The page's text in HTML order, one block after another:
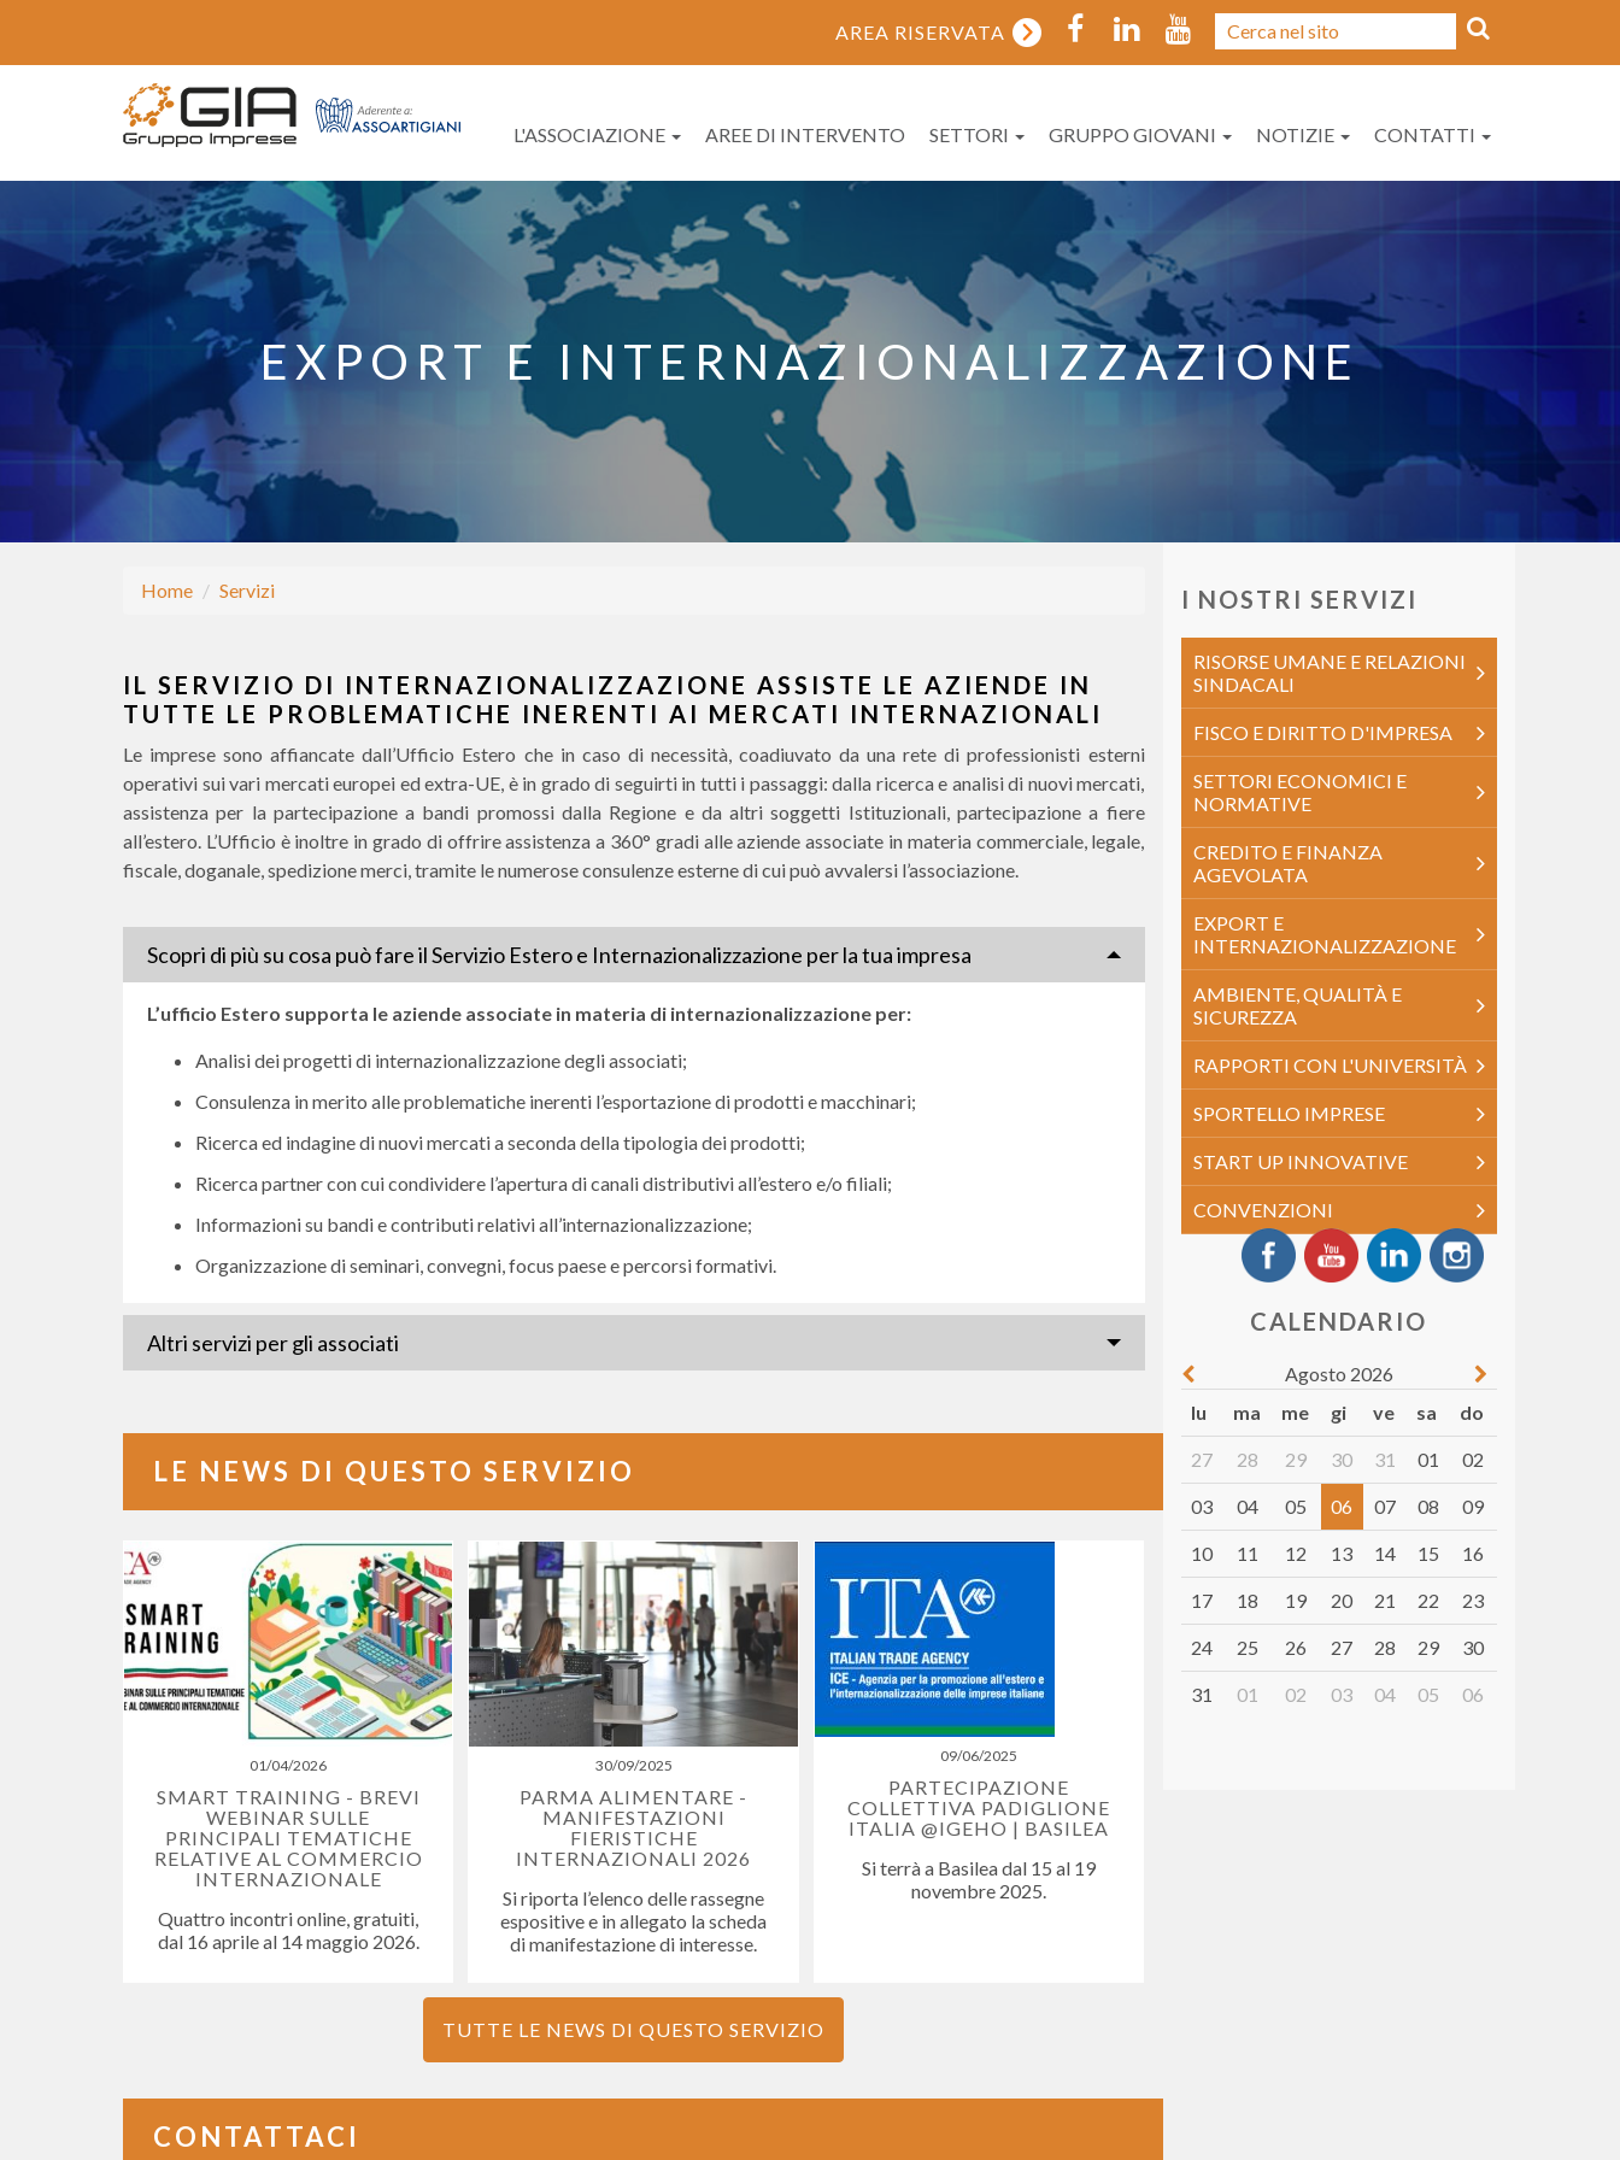
AREA RISERVATA
L'ASSOCIAZIONE AREE DI INTERVENTO SETTORI GRUPPO GIOVANI NOTIZIE CONTATTI
EXPORT E INTERNAZIONALIZZAZIONE
Home Servizi
IL SERVIZIO DI INTERNAZIONALIZZAZIONE ASSISTE LE AZIENDE IN
TUTTE LE PROBLEMATICHE INERENTI AI MERCATI INTERNAZIONALI
Le imprese sono affiancate dall’Ufficio Estero che in caso di necessità, coadiuvato da una rete di professionisti esterni
operativi sui vari mercati europei ed extra-UE, è in grado di seguirti in tutti i passaggi: dalla ricerca e analisi di nuovi mercati,
assistenza per la partecipazione a bandi promossi dalla Regione e da altri soggetti Istituzionali, partecipazione a fiere
all’estero. L’Ufficio è inoltre in grado di offrire assistenza a 360° gradi alle aziende associate in materia commerciale, legale,
fiscale, doganale, spedizione merci, tramite le numerose consulenze esterne di cui può avvalersi l’associazione.
Scopri di più su cosa può fare il Servizio Estero e Internazionalizzazione per la tua impresa
L’ufficio Estero supporta le aziende associate in materia di internazionalizzazione per:
Analisi dei progetti di internazionalizzazione degli associati;
Consulenza in merito alle problematiche inerenti l’esportazione di prodotti e macchinari;
Ricerca ed indagine di nuovi mercati a seconda della tipologia dei prodotti;
Ricerca partner con cui condividere l’apertura di canali distributivi all’estero e/o filiali;
Informazioni su bandi e contributi relativi all’internazionalizzazione;
Organizzazione di seminari, convegni, focus paese e percorsi formativi.
Altri servizi per gli associati
LE NEWS DI QUESTO SERVIZIO
01/04/2026
SMART TRAINING - BREVI
WEBINAR SULLE
PRINCIPALI TEMATICHE
RELATIVE AL COMMERCIO
INTERNAZIONALE
Quattro incontri online, gratuiti,
dal 16 aprile al 14 maggio 2026.
30/09/2025
PARMA ALIMENTARE -
MANIFESTAZIONI
FIERISTICHE
INTERNAZIONALI 2026
Si riporta l’elenco delle rassegne
espositive e in allegato la scheda
di manifestazione di interesse.
09/06/2025
PARTECIPAZIONE
COLLETTIVA PADIGLIONE
ITALIA @IGEHO | BASILEA
Si terrà a Basilea dal 15 al 19
novembre 2025.
TUTTE LE NEWS DI QUESTO SERVIZIO
CONTATTACI
I NOSTRI SERVIZI
RISORSE UMANE E RELAZIONI
SINDACALI
FISCO E DIRITTO D'IMPRESA
SETTORI ECONOMICI E
NORMATIVE
CREDITO E FINANZA
AGEVOLATA
EXPORT E
INTERNAZIONALIZZAZIONE
AMBIENTE, QUALITÀ E
SICUREZZA
RAPPORTI CON L'UNIVERSITÀ
SPORTELLO IMPRESE
START UP INNOVATIVE
CONVENZIONI
CALENDARIO
Agosto 2026
lu
ma me gi ve sa do
27 28 29 30 31 01 02
03 04 05 06 07 08 09
10 11 12 13 14 15 16
17 18 19 20 21 22 23
24 25 26 27 28 29 30
31 01 02 03 04 05 06